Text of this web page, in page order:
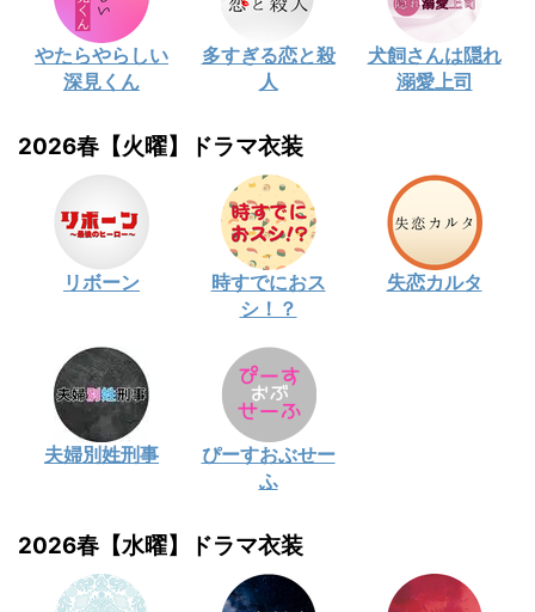
やたらやらしい
深見くん
多すぎる恋と殺
人
犬飼さんは隠れ
溺愛上司
2026春【火曜】ドラマ衣装
リボーン
時すでにおス
シ！？
失恋カルタ
夫婦別姓刑事
ぴーすおぶせー
ふ
2026春【水曜】ドラマ衣装